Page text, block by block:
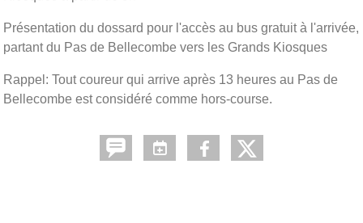
Présentation du dossard pour l'accès au bus gratuit à l'arrivée,
partant du Pas de Bellecombe vers les Grands Kiosques
Rappel: Tout coureur qui arrive après 13 heures au Pas de
Bellecombe est considéré comme hors-course.